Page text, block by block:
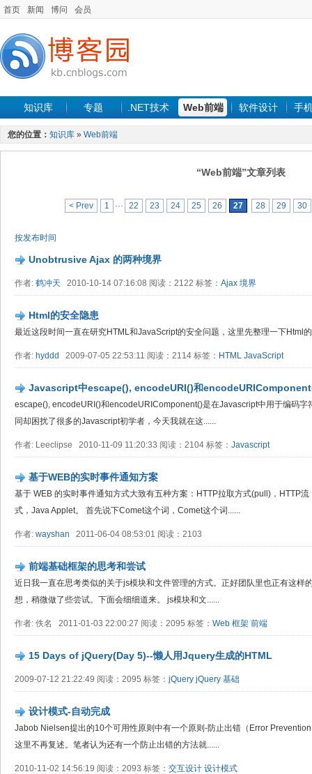
首页 新闻 博问 会员
知识库 专题 .NET技术 Web前端 软件设计 手
您的位置： 知识库 » Web前端
“Web前端”文章列表
< Prev 1 ··· 22 23 24 25 26 27 28 29 30
按发布时间
Unobtrusive Ajax 的两种境界
作者: 鹤冲天 2010-10-14 07:16:08 阅读：2122 标签： Ajax 境界
Html的安全隐患
最近这段时间一直在研究HTML和JavaScript的安全问题，这里先整理一下Html
作者: hyddd 2009-07-05 22:53:11 阅读：2114 标签： HTML JavaScript
Javascript中escape(), encodeURI()和
escape(), encodeURI()和encodeURIComponent()是在Javascript中用于编码字
同却困扰了很多的Javascript初学者，今天我就在这......
作者: Leeclipse 2010-11-09 11:20:33 阅读：2104 标签： Javascript
基于WEB的实时事件通知方案
基于 WEB 的实时事件通知方式大致有五种方案：HTTP拉取方式(pull)，HTTP
式，Java Applet。 首先说下Comet这个词，Comet这个词......
作者: wayshan 2011-06-04 08:53:01 阅读：2103
前端基础框架的思考和尝试
近日我一直在思考类似的关于js模块和文件管理的方式。正好团队里也正有这样
想，稍微做了些尝试。下面会细细道来。 js模块和文......
作者: 佚名 2011-01-03 22:00:27 阅读：2095 标签： Web 框架 前端
15 Days of jQuery(Day 5)--懒人用Jquery生成的HTML
2009-07-12 21:22:49 阅读：2095 标签： jQuery jQuery 基础
设计模式-自动完成
Jabob Nielsen提出的10个可用性原则中有一个原则-防止出错（Error
这里不再复述。笔者认为还有一个防止出错的方法就......
2010-11-02 14:56:19 阅读：2093 标签： 交互设计 设计模式